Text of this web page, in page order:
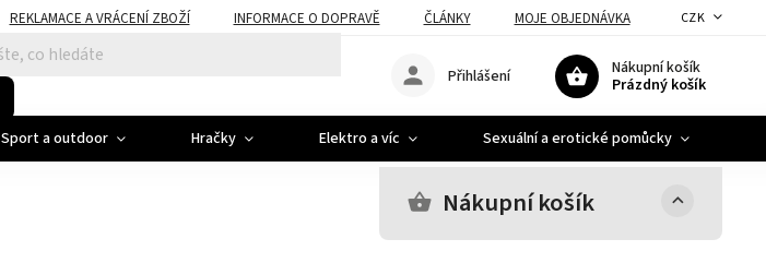
REKLAMACE A VRÁCENÍ ZBOŽÍ INFORMACE O DOPRAVĚ ČLÁNKY MOJE OBJEDNÁVKA CZK
Nákupní košík
Prázdný košík
Přihlášení
Sport a outdoor Hračky Elektro a víc Sexuální a erotické pomůcky
Nákupní košík